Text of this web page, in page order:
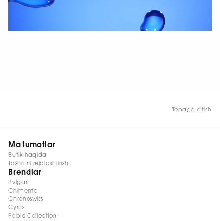
Tepaga o'tish
Ma'lumotlar
Butik haqida
Tashrifni rejalashtirish
Brendlar
Bvlgari
Chimento
Chronoswiss
Cyrus
Fabio Collection